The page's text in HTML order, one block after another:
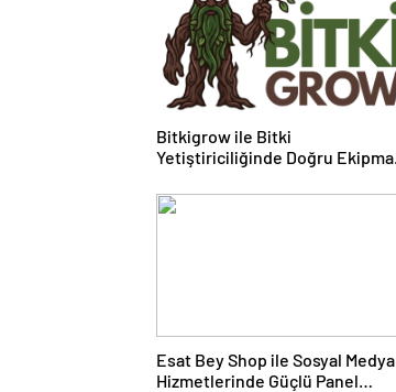
Bitkigrow ile Bitki
Yetiştiriciliğinde Doğru Ekipman
Esat Bey Shop ile Sosyal Medya
Hizmetlerinde Güçlü Panel